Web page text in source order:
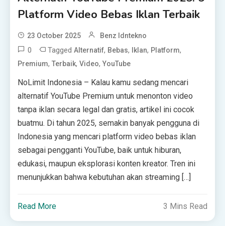
Platform Video Bebas Iklan Terbaik
23 October 2025 Benz Idntekno
0 TaggedAlternatif, Bebas, Iklan, Platform,
Premium,Terbaik,Video,YouTube
NoLimit Indonesia – Kalau kamu sedang mencari
alternatif YouTube Premium untuk menonton video
tanpa iklan secara legal dan gratis, artikel ini cocok
buatmu. Di tahun 2025, semakin banyak pengguna di
Indonesia yang mencari platform video bebas iklan
sebagai pengganti YouTube, baik untuk hiburan,
edukasi, maupun eksplorasi konten kreator. Tren ini
menunjukkan bahwa kebutuhan akan streaming […]
Read More 3 Mins Read